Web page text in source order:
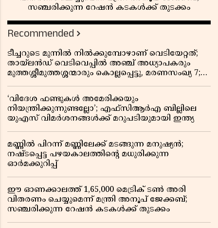
സഞ്ചരിക്കുന്ന റേഷൻ കടകൾക്ക് തുടക്കം
Recommended
ടീച്ചറുടെ മുന്നിൽ നിൽക്കുമ്പോഴാണ് വെടിയേറ്റത്;
തായ്‌ലൻഡ് വെടിവെപ്പിൽ അഞ്ച് അധ്യാപകരും
മുത്തശ്ശീമുത്തശ്ശന്മാരും കൊല്ലപ്പെട്ടു, മരണസംഖ്യ 7;
‘വിദേശ ഫണ്ടുകൾ അമേരിക്കയും
നിയന്ത്രിക്കുന്നുണ്ടല്ലോ’; എഫ്സിആർഎ ബില്ലിലെ
യുഎസ് വിമർശനങ്ങൾക്ക് മറുപടിയുമായി ഇന്ത്യ
മണ്ണിൽ പിറന്ന് മണ്ണിലേക്ക് മടങ്ങുന്ന മനുഷ്യൻ;
നഷ്ടപ്പെട്ട പഴയകാലത്തിൻ്റെ മധുരിക്കുന്ന
ഓർമക്കുറിപ്പ്
ഈ ഓണക്കാലത്ത് 1,65,000 മെട്രിക് ടൺ അരി
വിതരണം ചെയ്യുമെന്ന് മന്ത്രി അനൂപ് ജേക്കബ്;
സഞ്ചരിക്കുന്ന റേഷൻ കടകൾക്ക് തുടക്കം